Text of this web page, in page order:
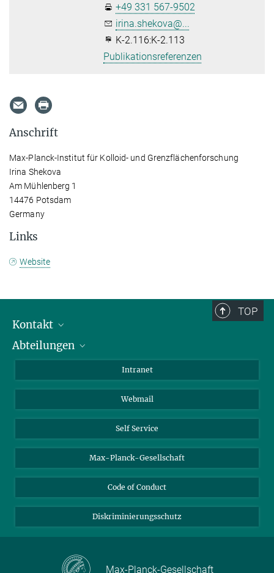
+49 331 567-9502
irina.shekova@...
K-2.116:K-2.113
Publikationsreferenzen
Anschrift
Max-Planck-Institut für Kolloid- und Grenzflächenforschung
Irina Shekova
Am Mühlenberg 1
14476 Potsdam
Germany
Links
Website
TOP
Kontakt
Mitarbeiterverzeichnis
Abteilungen
Kolloidchemie
Nachhaltige und Bio-inspirierte Materialien
Intranet
Webmail
Self Service
Max-Planck-Gesellschaft
Code of Conduct
Diskriminierungsschutz
Max-Planck-Gesellschaft